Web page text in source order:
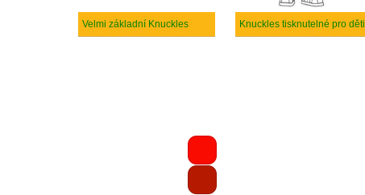
Velmi základní Knuckles Knuckles tisknutelné pro děti